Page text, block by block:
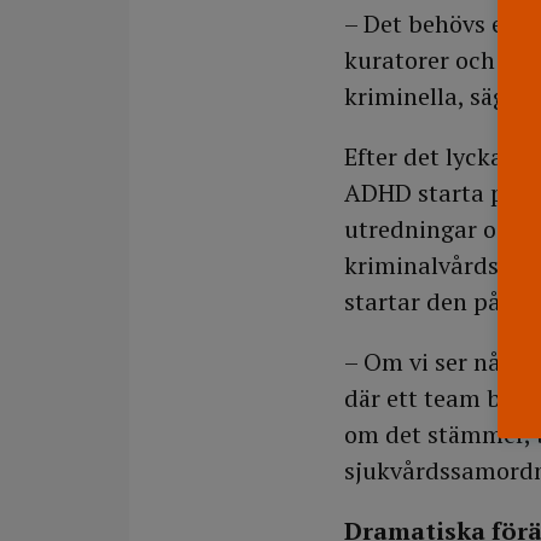
– Det behövs en
kuratorer och
kriminella, säger
Efter det
ADHD starta på
utredningar och
startar den på
– Om vi ser
där ett team
om det
Dramatiska